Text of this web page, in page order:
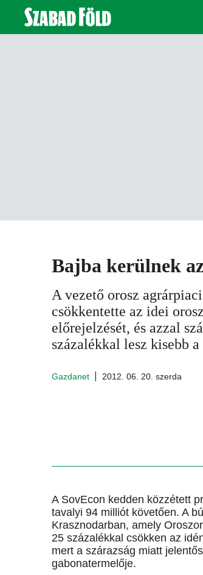
Bajba kerülnek
A vezető orosz
csökkentette az idei
előrejelzését, és azzal
százalékkal lesz kisebb
Gazdanet 2012. 06. 20. szerda
A SovEcon kedden közzétett
tavalyi 94 milliót követően. A
Krasznodarban, amely
25 százalékkal csökken az
mert a szárazság miatt
gabonatermelője.